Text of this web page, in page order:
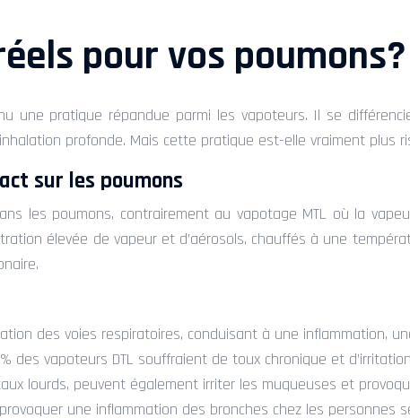
pour vos poumons?
une pratique répandue parmi les vapoteurs. Il se
profonde. Mais cette pratique est-elle vraiment plus
sur les poumons
les poumons, contrairement au vapotage MTL où la
élevée de vapeur et d’aérosols, chauffés à une
des voies respiratoires, conduisant à une inflammation,
des vapoteurs DTL souffraient de toux chronique et
lourds, peuvent également irriter les muqueuses et
une inflammation des bronches chez les personnes